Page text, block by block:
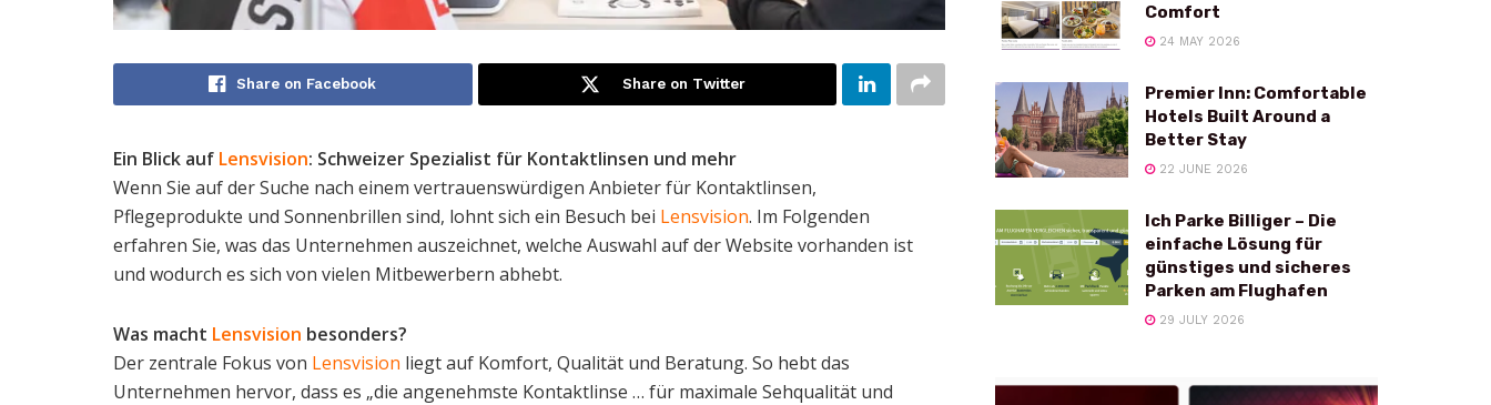
Share on Facebook Share on Twitter
Ein Blick auf Lensvision: Schweizer Spezialist für Kontaktlinsen und mehr
Wenn Sie auf der Suche nach einem vertrauenswürdigen Anbieter für Kontaktlinsen,
Pflegeprodukte und Sonnenbrillen sind, lohnt sich ein Besuch bei Lensvision. Im Folgenden
erfahren Sie, was das Unternehmen auszeichnet, welche Auswahl auf der Website vorhanden ist
und wodurch es sich von vielen Mitbewerbern abhebt.
Was macht Lensvision besonders?
Der zentrale Fokus von Lensvision liegt auf Komfort, Qualität und Beratung. So hebt das
Unternehmen hervor, dass es „die angenehmste Kontaktlinse … für maximale Sehqualität und
Comfort
24 MAY 2026
Premier Inn: Comfortable
Hotels Built Around a
Better Stay
22 JUNE 2026
Ich Parke Billiger – Die
einfache Lösung für
günstiges und sicheres
Parken am Flughafen
29 JULY 2026